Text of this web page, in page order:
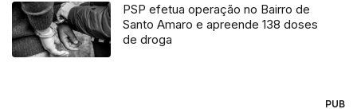
PSP efetua operação no Bairro de
Santo Amaro e apreende 138 doses
de droga
PUB